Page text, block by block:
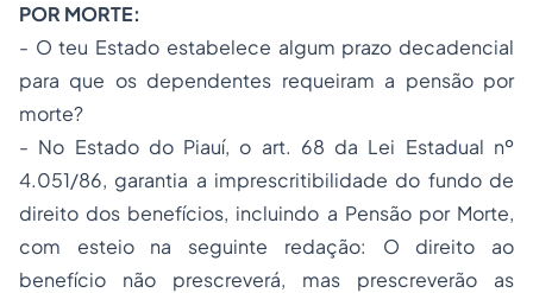
POR MORTE:
- O teu Estado estabelece algum prazo decadencial
para que os dependentes requeiram a pensão por
morte?
- No Estado do Piauí, o art. 68 da Lei Estadual nº
4.051/86, garantia a imprescritibilidade do fundo de
direito dos benefícios, incluindo a Pensão por Morte,
com esteio na seguinte redação: O direito ao
benefício não prescreverá, mas prescreverão as